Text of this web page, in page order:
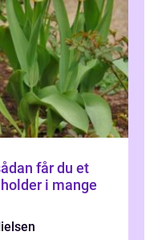
i mange